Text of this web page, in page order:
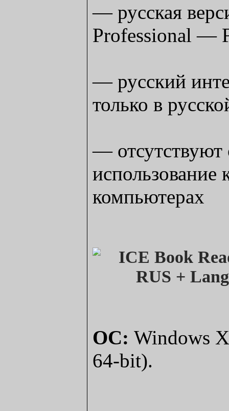
— русская
Professional —
— русский
только в
— отсутствуют
использование
компьютерах
ОС: Windows
64-bit).